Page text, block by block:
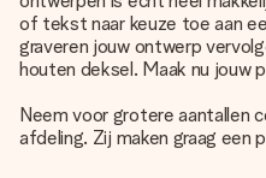
of tekst naar keuze toe aan
graveren jouw ontwerp
houten deksel. Maak nu jouw
Neem voor grotere aantallen
afdeling. Zij maken graag een